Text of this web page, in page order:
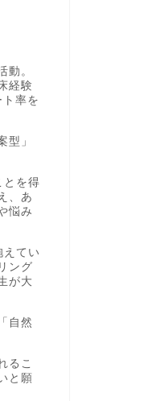
動。
経験
率を
型」
とを得
、あ
悩み
えてい
ング
が大
自然
るこ
と願